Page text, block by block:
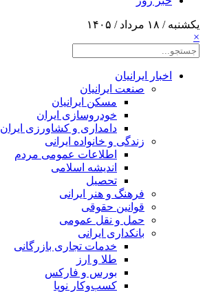
یکشنبه / ۱۸ مرداد / ۱۴۰۵
×
اخبار ایرانیان
صنعت ایرانیان
مسکن ایرانیان
خودروسازی ایران
دامداری و کشاورزی ایران
زندگی و خانواده ایرانی
اطلاعات عمومی مردم
اندیشه اسلامی
تحصیل
فرهنگ و هنر ایرانی
قوانین حقوقی
حمل و نقل عمومی
بانکداری ایرانی
خدمات تجاری بازرگانی
طلا و ارز
بورس و فارکس
کسب‌وکار نوپا